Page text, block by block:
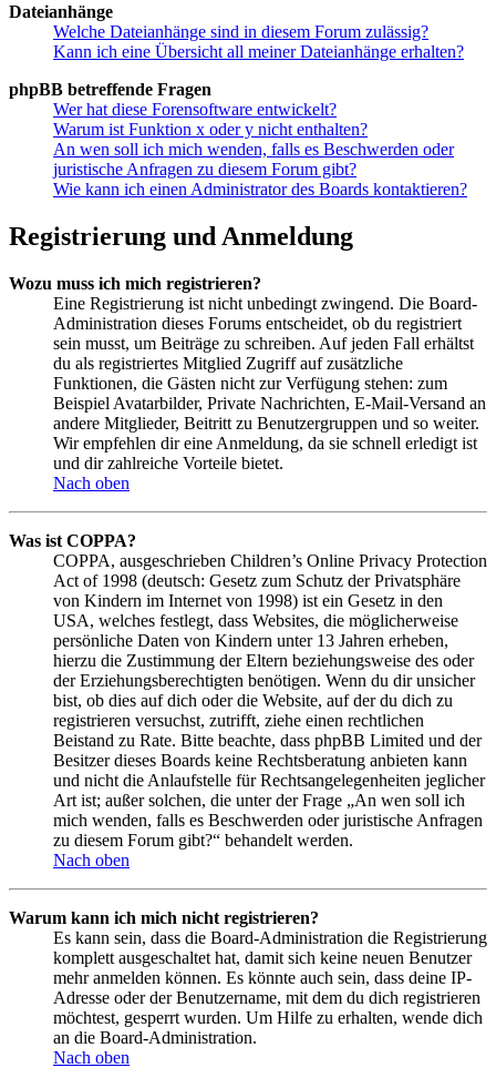
Dateianhänge
Welche Dateianhänge sind in diesem Forum zulässig?
Kann ich eine Übersicht all meiner Dateianhänge erhalten?
phpBB betreffende Fragen
Wer hat diese Forensoftware entwickelt?
Warum ist Funktion x oder y nicht enthalten?
An wen soll ich mich wenden, falls es Beschwerden oder
juristische Anfragen zu diesem Forum gibt?
Wie kann ich einen Administrator des Boards kontaktieren?
Registrierung und Anmeldung
Wozu muss ich mich registrieren?
Eine Registrierung ist nicht unbedingt zwingend. Die Board-
Administration dieses Forums entscheidet, ob du registriert
sein musst, um Beiträge zu schreiben. Auf jeden Fall erhältst
du als registriertes Mitglied Zugriff auf zusätzliche
Funktionen, die Gästen nicht zur Verfügung stehen: zum
Beispiel Avatarbilder, Private Nachrichten, E-Mail-Versand an
andere Mitglieder, Beitritt zu Benutzergruppen und so weiter.
Wir empfehlen dir eine Anmeldung, da sie schnell erledigt ist
und dir zahlreiche Vorteile bietet.
Nach oben
Was ist COPPA?
COPPA, ausgeschrieben Children’s Online Privacy Protection
Act of 1998 (deutsch: Gesetz zum Schutz der Privatsphäre
von Kindern im Internet von 1998) ist ein Gesetz in den
USA, welches festlegt, dass Websites, die möglicherweise
persönliche Daten von Kindern unter 13 Jahren erheben,
hierzu die Zustimmung der Eltern beziehungsweise des oder
der Erziehungsberechtigten benötigen. Wenn du dir unsicher
bist, ob dies auf dich oder die Website, auf der du dich zu
registrieren versuchst, zutrifft, ziehe einen rechtlichen
Beistand zu Rate. Bitte beachte, dass phpBB Limited und der
Besitzer dieses Boards keine Rechtsberatung anbieten kann
und nicht die Anlaufstelle für Rechtsangelegenheiten jeglicher
Art ist; außer solchen, die unter der Frage „An wen soll ich
mich wenden, falls es Beschwerden oder juristische Anfragen
zu diesem Forum gibt?“ behandelt werden.
Nach oben
Warum kann ich mich nicht registrieren?
Es kann sein, dass die Board-Administration die Registrierung
komplett ausgeschaltet hat, damit sich keine neuen Benutzer
mehr anmelden können. Es könnte auch sein, dass deine IP-
Adresse oder der Benutzername, mit dem du dich registrieren
möchtest, gesperrt wurden. Um Hilfe zu erhalten, wende dich
an die Board-Administration.
Nach oben